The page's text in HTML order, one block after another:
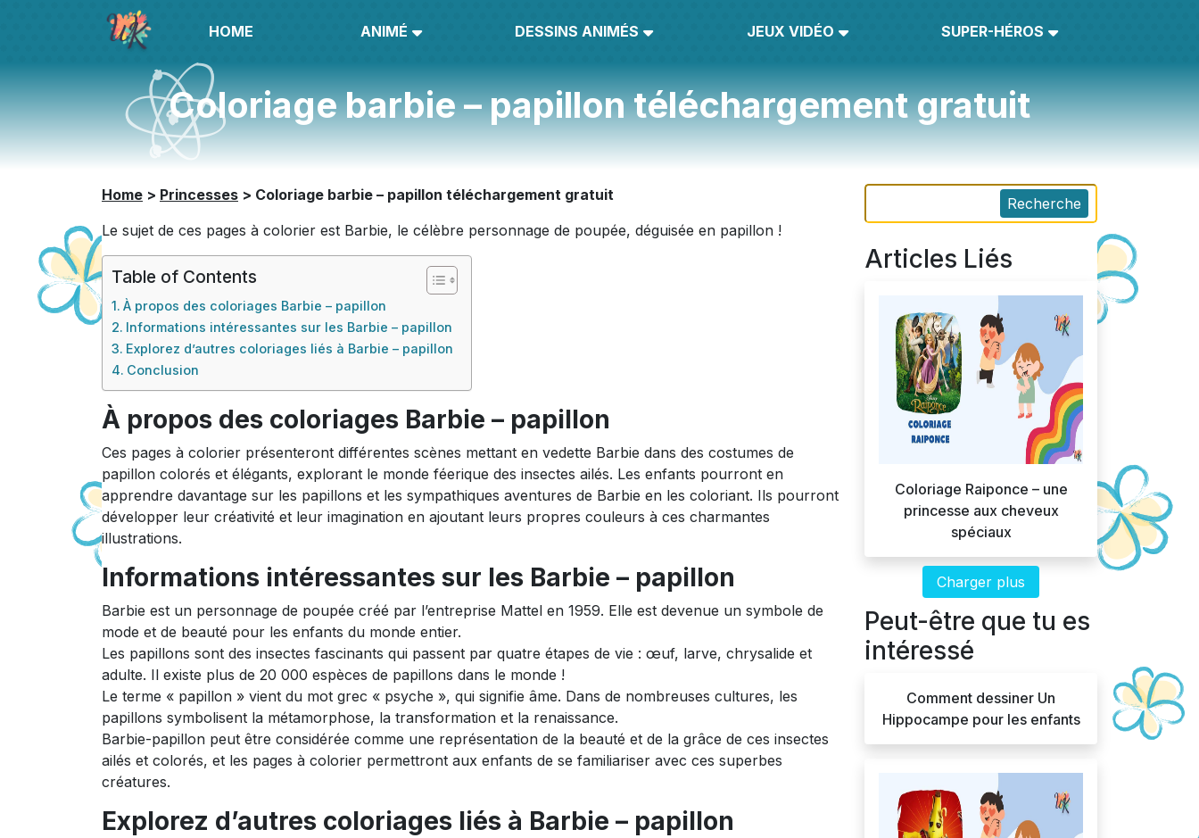
HOME ANIMÉ DESSINS ANIMÉS JEUX VIDÉO SUPER-HÉROS
Coloriage barbie – papillon téléchargement gratuit
Home > Princesses > Coloriage barbie – papillon téléchargement gratuit
Le sujet de ces pages à colorier est Barbie, le célèbre personnage de poupée, déguisée en papillon !
Table of Contents
À propos des coloriages Barbie – papillon
Informations intéressantes sur les Barbie – papillon
Explorez d’autres coloriages liés à Barbie – papillon
Conclusion
À propos des coloriages Barbie – papillon
Ces pages à colorier présenteront différentes scènes mettant en vedette Barbie dans des costumes de
papillon colorés et élégants, explorant le monde féerique des insectes ailés. Les enfants pourront en
apprendre davantage sur les papillons et les sympathiques aventures de Barbie en les coloriant. Ils pourront
développer leur créativité et leur imagination en ajoutant leurs propres couleurs à ces charmantes
illustrations.
Informations intéressantes sur les Barbie – papillon
Barbie est un personnage de poupée créé par l’entreprise Mattel en 1959. Elle est devenue un symbole de
mode et de beauté pour les enfants du monde entier.
Les papillons sont des insectes fascinants qui passent par quatre étapes de vie : œuf, larve, chrysalide et
adulte. Il existe plus de 20 000 espèces de papillons dans le monde !
Le terme « papillon » vient du mot grec « psyche », qui signifie âme. Dans de nombreuses cultures, les
papillons symbolisent la métamorphose, la transformation et la renaissance.
Barbie-papillon peut être considérée comme une représentation de la beauté et de la grâce de ces insectes
ailés et colorés, et les pages à colorier permettront aux enfants de se familiariser avec ces superbes
créatures.
Explorez d’autres coloriages liés à Barbie – papillon
Recherche
Articles Liés
Coloriage Raiponce – une
princesse aux cheveux
spéciaux
Charger plus
Peut-être que tu es
intéressé
Comment dessiner Un
Hippocampe pour les enfants